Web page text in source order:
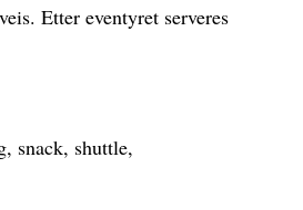
Etter eventyret serveres
snack, shuttle,